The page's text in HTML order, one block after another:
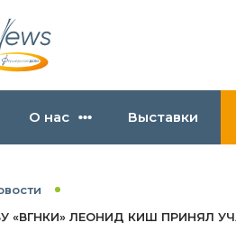
О нас Выставки
«ВГНКИ» ЛЕОНИД КИШ ПРИНЯЛ